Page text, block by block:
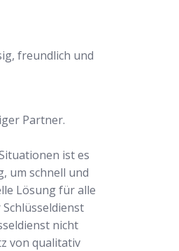
freundlich und
Partner.
ist es
um schnell und
Lösung für alle
nicht
von qualitativ